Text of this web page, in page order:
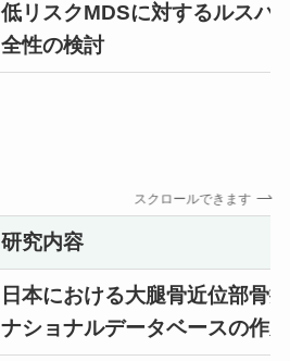
低リスクMDSに対するルスパ
全性の検討
スクロールできます
研究内容
日本における大腿骨近位部骨
ナショナルデータベースの作